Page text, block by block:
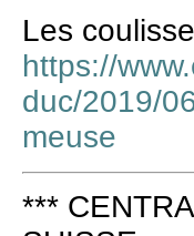
Les
https://
duc/2019/
meuse
***